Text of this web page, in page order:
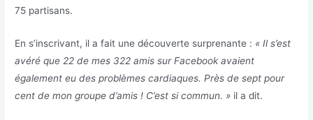
75 partisans.
En s’inscrivant, il a fait une découverte surprenante : « Il s’est
avéré que 22 de mes 322 amis sur Facebook avaient
également eu des problèmes cardiaques. Près de sept pour
cent de mon groupe d’amis ! C’est si commun. » il a dit.